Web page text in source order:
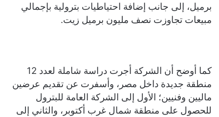
برميل، إلى جانب إضافة احتياطيات بترولية بإجمالي
مبيعات تجاوزت نصف مليون برميل زيت.
كما أوضح أن الشركة أجرت دراسة شاملة لعدد 12
منطقة جديدة داخل مصر، وأسفرت عن تقديم عرضين
ماليين وفنيين؛ الأول إلى الشركة العامة للبترول
للحصول على منطقة شمال غرب أكتوبر، والثاني إلى